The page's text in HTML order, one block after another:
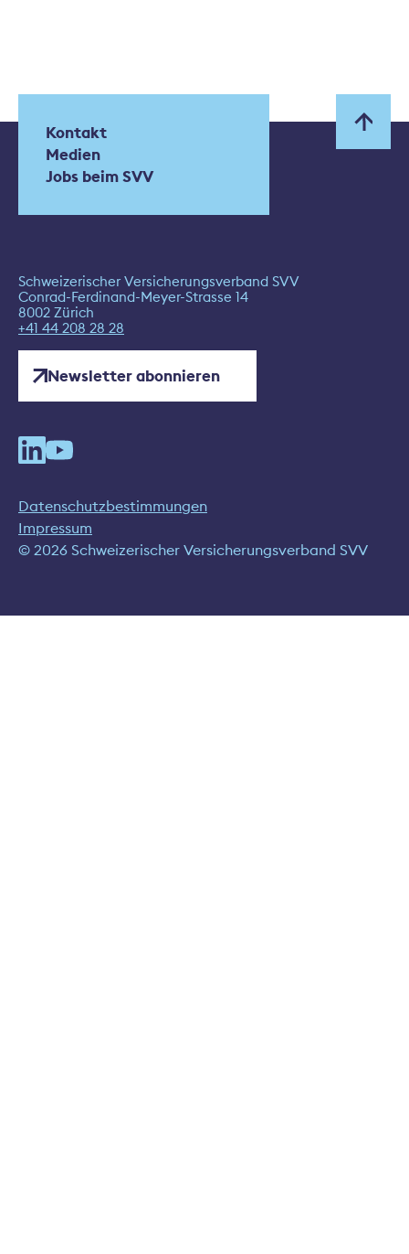
Kontakt
Medien
Jobs beim SVV
Schweizerischer Versicherungsverband SVV
Conrad-Ferdinand-Meyer-Strasse 14
8002 Zürich
+41 44 208 28 28
Newsletter abonnieren
Datenschutzbestimmungen
Impressum
© 2026 Schweizerischer Versicherungsverband SVV